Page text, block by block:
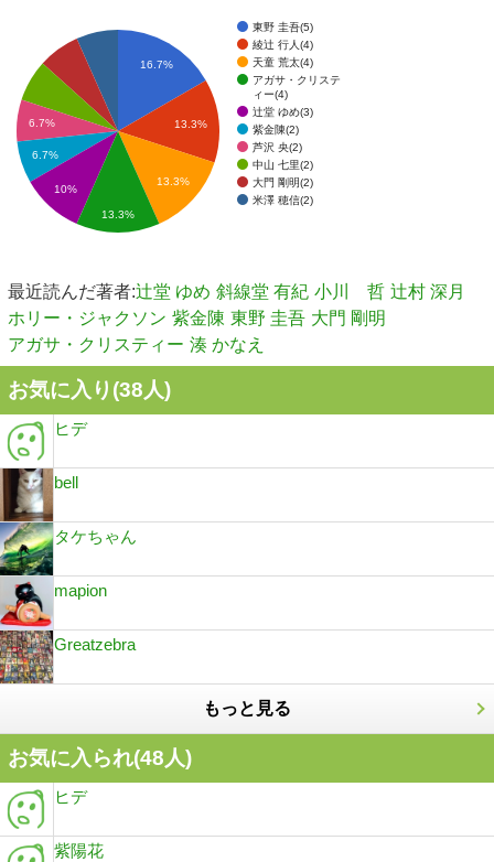
東野 圭吾(5)
綾辻 行人(4)
天童 荒太(4)
アガサ・クリステ
ィー(4)
辻堂 ゆめ(3)
紫金陳(2)
芦沢 央(2)
中山 七里(2)
大門 剛明(2)
米澤 穂信(2)
16.7%
13.3%
13.3%
6.7%
6.7%
10%
13.3%
最近読んだ著者:辻堂 ゆめ 斜線堂 有紀 小川 哲 辻村 深月
ホリー・ジャクソン 紫金陳 東野 圭吾 大門 剛明
アガサ・クリスティー 湊 かなえ
お気に入り(38人)
ヒデ
bell
タケちゃん
mapion
Greatzebra
もっと見る
お気に入られ(48人)
ヒデ
紫陽花